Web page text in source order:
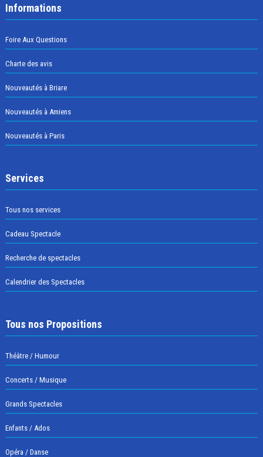
Informations
Foire Aux Questions
Charte des avis
Nouveautés à Briare
Nouveautés à Amiens
Nouveautés à Paris
Services
Tous nos services
Cadeau Spectacle
Recherche de spectacles
Calendrier des Spectacles
Tous nos Propositions
Théâtre / Humour
Concerts / Musique
Grands Spectacles
Enfants / Ados
Opéra / Danse